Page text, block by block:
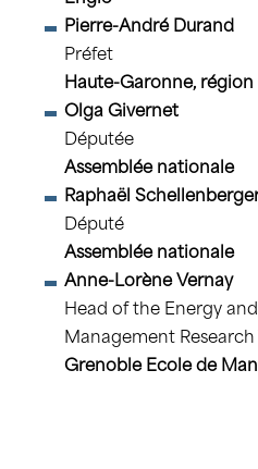
Pierre-André Durand
Préfet
Haute-Garonne,
Olga Givernet
Députée
Assemblée nationale
Raphaël
Député
Assemblée nationale
Anne-Lorène Vernay
Head of the Energy
Management Research
Grenoble Ecole de